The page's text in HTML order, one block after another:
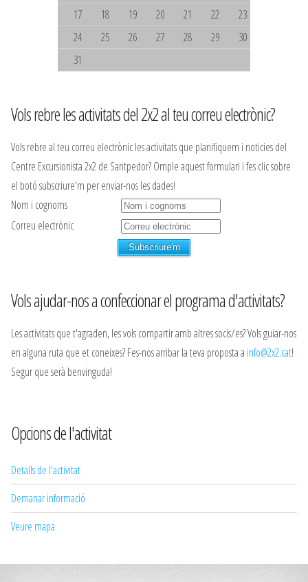
17
18 19 20 21 22
23
24
25 26 27 28 29
30
31
Vols rebre les activitats del 2x2 al teu correu electrònic?
Vols rebre al teu correu electrònic les activitats que planifiquem i noticies del
Centre Excursionista 2x2 de Santpedor? Omple aquest formulari i fes clic sobre
el botó subscriure'm per enviar-nos les dades!
Nom i cognoms
Correu electrònic
Vols ajudar-nos a confeccionar el programa d'activitats?
Les activitats que t'agraden, les vols compartir amb altres socis/es? Vols guiar-nos
en alguna ruta que et coneixes? Fes-nos arribar la teva proposta a info@2x2.cat!
Segur que serà benvinguda!
Opcions de l'activitat
Detalls de l'activitat
Demanar informació
Veure mapa